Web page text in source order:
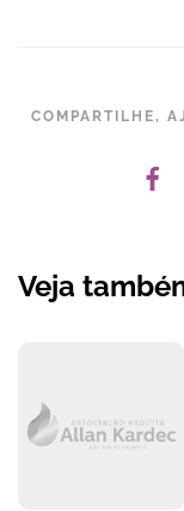
COMPARTILHE,
Veja